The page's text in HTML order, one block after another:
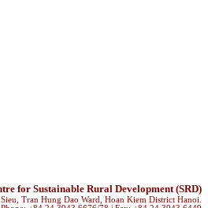
for Sustainable Rural Development (SRD)
Tran Hung Dao Ward, Hoan Kiem District Hanoi.